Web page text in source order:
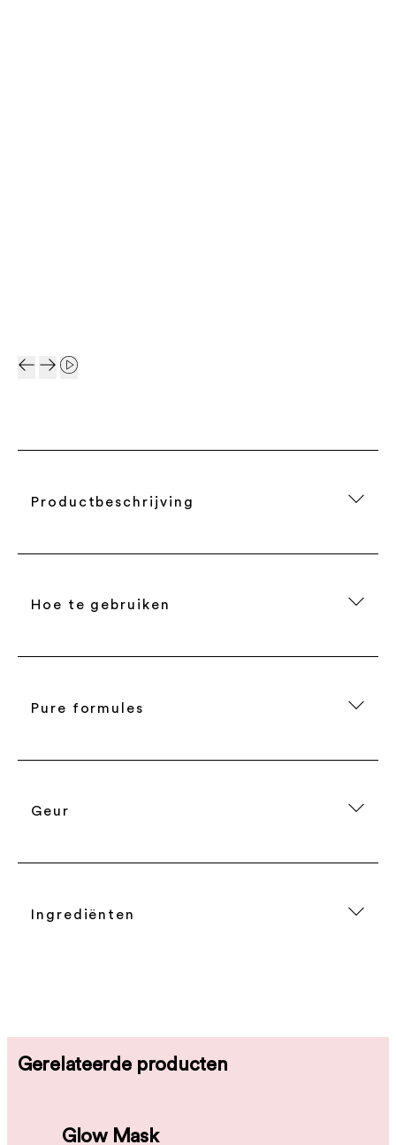
Productbeschrijving
Hoe te gebruiken
Pure formules
Geur
Ingrediënten
Gerelateerde producten
Glow Mask